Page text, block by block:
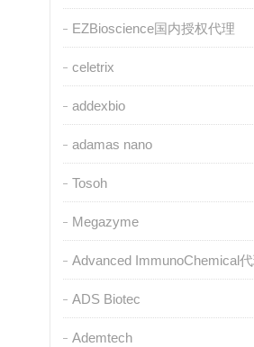
EZBioscience国内授权代理
celetrix
addexbio
adamas nano
Tosoh
Megazyme
Advanced ImmunoChemical
ADS Biotec
Ademtech